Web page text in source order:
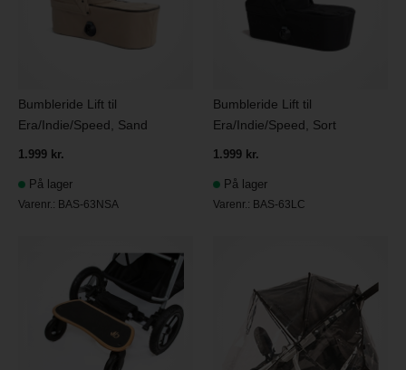
Bumbleride Lift til
Era/Indie/Speed, Sand
1.999 kr.
På lager
Varenr.: BAS-63NSA
Bumbleride Lift til
Era/Indie/Speed, Sort
1.999 kr.
På lager
Varenr.: BAS-63LC